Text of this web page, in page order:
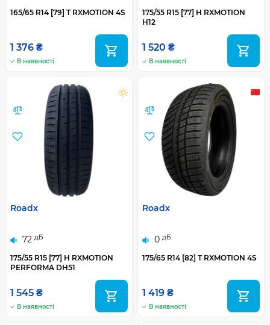
165/65 R14 [79] T RXMOTION 4S
1 376 ₴
В наявності
175/55 R15 [77] H RXMOTION
H12
1 520 ₴
В наявності
Roadx
72 дБ
175/55 R15 [77] H RXMOTION
PERFORMA DH51
1 545 ₴
В наявності
Roadx
0 дБ
175/65 R14 [82] T RXMOTION 4S
1 419 ₴
В наявності